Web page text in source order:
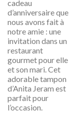
cadeau
d’anniversaire que
nous avons fait à
notre amie : une
invitation dans un
restaurant
gourmet pour elle
et son mari. Cet
adorable tampon
d’Anita Jeram est
parfait pour
l’occasion.